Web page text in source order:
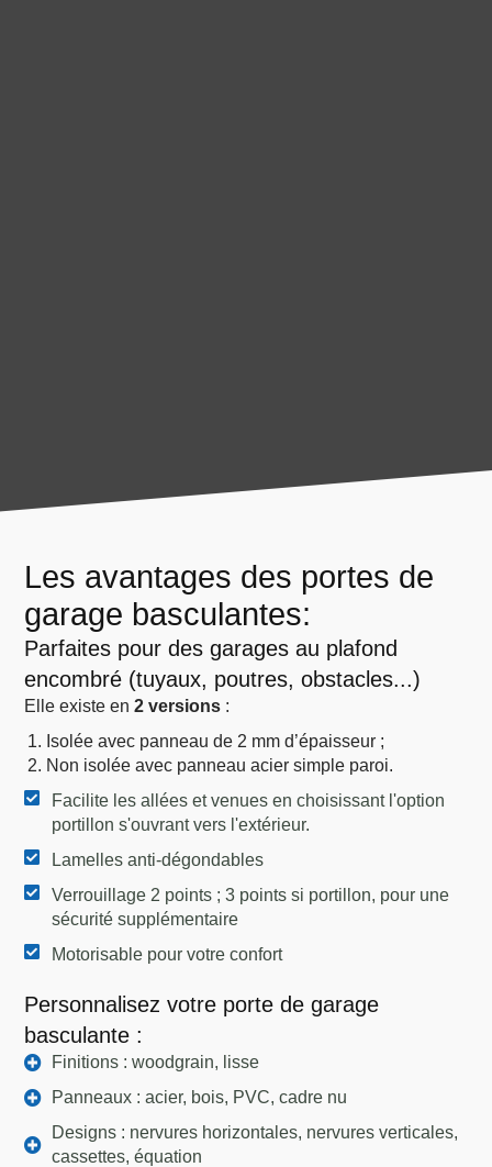
Les avantages des portes de
garage basculantes:
Parfaites pour des garages au plafond
encombré (tuyaux, poutres, obstacles...)
Elle existe en2 versions :
Isolée avec panneau de 2 mm d’épaisseur ;
Non isolée avec panneau acier simple paroi.
Facilite les allées et venues en choisissant l'option
portillon s'ouvrant vers l'extérieur.
Lamelles anti-dégondables
Verrouillage 2 points ; 3 points si portillon, pour une
sécurité supplémentaire
Motorisable pour votre confort
Personnalisez votre porte de garage
basculante :
Finitions : woodgrain, lisse
Panneaux : acier, bois, PVC, cadre nu
Designs : nervures horizontales, nervures verticales,
cassettes, équation